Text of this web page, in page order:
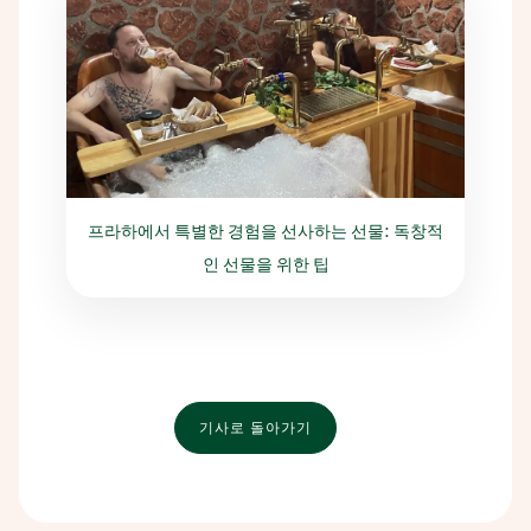
프라하에서 특별한 경험을 선사하는 선물: 독창적
인 선물을 위한 팁
기사로 돌아가기